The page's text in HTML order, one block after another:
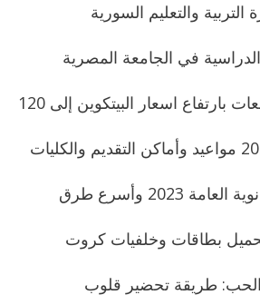
والتعليم السورية
في الجامعة المصرية
ستاندرد تشارترد: توقعات بارتفاع اسعار البيتكوين إلى 120
اختبارات القدرات 2023 مواعيد وأماكن التقديم والكليات
موعد ظهور نتيجة الثانوية العامة 2023 وأسرع طرق
رمضان 2023 تحميل بطاقات وخلفيات كروت
طريقة تحضير قلوب